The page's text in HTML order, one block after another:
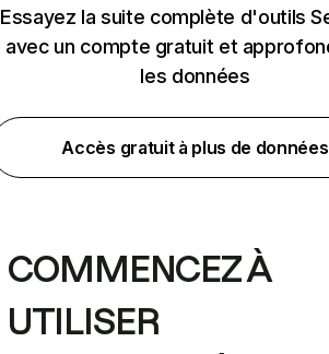
Essayez la suite complète d'outils
avec un compte gratuit et
les données
Accès gratuit à plus de données
COMMENCEZ À
UTILISER